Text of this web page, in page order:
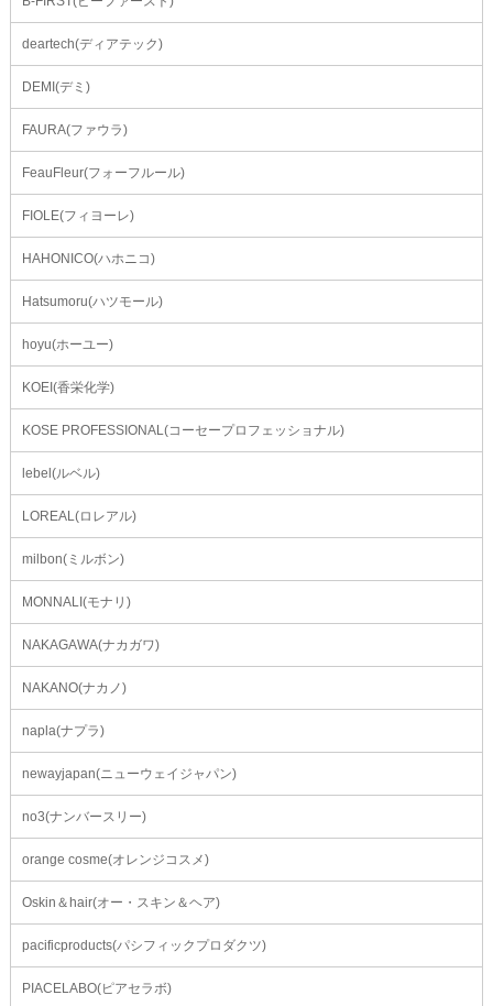
deartech(ディアテック)
DEMI(デミ)
FAURA(ファウラ)
FeauFleur(フォーフルール)
FIOLE(フィヨーレ)
HAHONICO(ハホニコ)
Hatsumoru(ハツモール)
hoyu(ホーユー)
KOEI(香栄化学)
KOSE PROFESSIONAL(コーセープロフェッショナル)
lebel(ルベル)
LOREAL(ロレアル)
milbon(ミルボン)
MONNALI(モナリ)
NAKAGAWA(ナカガワ)
NAKANO(ナカノ)
napla(ナプラ)
newayjapan(ニューウェイジャパン)
no3(ナンバースリー)
orange cosme(オレンジコスメ)
Oskin＆hair(オー・スキン＆ヘア)
pacificproducts(パシフィックプロダクツ)
PIACELABO(ピアセラボ)